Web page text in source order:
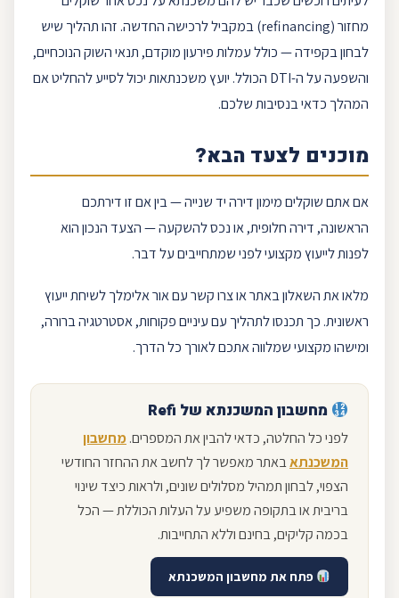
מחזור (refinancing) במקביל לרכישה החדשה. זהו תהליך שיש
לבחון בקפידה — כולל עמלותפירעון מוקדם, תנאי השוק הנוכחיים,
והשפעה על ה-DTI הכולל.
יועץ משכנתאותיכול לסייע להחליט אם
המהלך כדאי בנסיבות שלכם.
מוכנים לצעד הבא?
אם אתם שוקלים מימון דירה יד שנייה — בין אם זו דירתכם
הראשונה, דירה חלופית, או נכס להשקעה — הצעד הנכון הוא
לפנות לייעוץ מקצועי לפני שמתחייבים על דבר.
מלאו את השאלוןבאתר או צרו קשר עםאור אלימלךלשיחת ייעוץ
ראשונית. כך תכנסו לתהליך עם עיניים פקוחות, אסטרטגיה ברורה,
ומישהו מקצועי שמלווה אתכם לאורך כל הדרך.
מחשבון המשכנתא של Refi
לפני כל החלטה, כדאי להבין את המספרים.מחשבון
המשכנתאבאתר מאפשר לך לחשב את ההחזר החודשי
הצפוי, לבחון תמהיל מסלולים שונים, ולראות כיצד שינוי
בריבית או בתקופה משפיע על העלות הכוללת — הכל
בכמה קליקים, בחינם וללא התחייבות.
פתח את מחשבון המשכנתא